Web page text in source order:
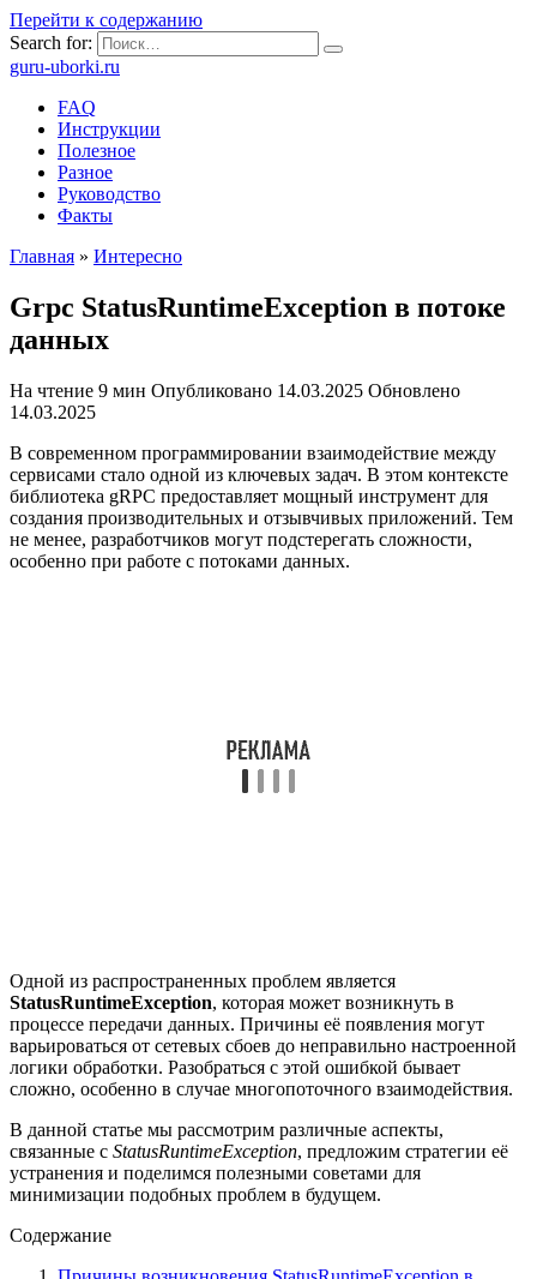
Перейти к содержанию
Search for:
guru-uborki.ru
FAQ
Инструкции
Полезное
Разное
Руководство
Факты
Главная » Интересно
Grpc StatusRuntimeException в потоке
данных
На чтение 9 мин Опубликовано 14.03.2025 Обновлено
14.03.2025
В современном программировании взаимодействие между
сервисами стало одной из ключевых задач. В этом контексте
библиотека gRPC предоставляет мощный инструмент для
создания производительных и отзывчивых приложений. Тем
не менее, разработчиков могут подстерегать сложности,
особенно при работе с потоками данных.
Одной из распространенных проблем является
StatusRuntimeException, которая может возникнуть в
процессе передачи данных. Причины её появления могут
варьироваться от сетевых сбоев до неправильно настроенной
логики обработки. Разобраться с этой ошибкой бывает
сложно, особенно в случае многопоточного взаимодействия.
В данной статье мы рассмотрим различные аспекты,
связанные с StatusRuntimeException, предложим стратегии её
устранения и поделимся полезными советами для
минимизации подобных проблем в будущем.
Содержание